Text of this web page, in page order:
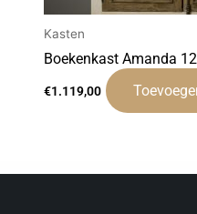
Kasten
Boekenkast Amanda
€1.119,00